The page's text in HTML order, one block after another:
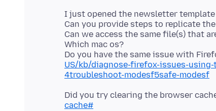
I just opened the newsletter
Can you provide steps to replicate
Can we access the same file(s) that
Which mac os?
Do you have the same issue with
US/kb/diagnose-firefox-issues-
4troubleshoot-modesf5safe-modesf
Did you try clearing the browser
cache#